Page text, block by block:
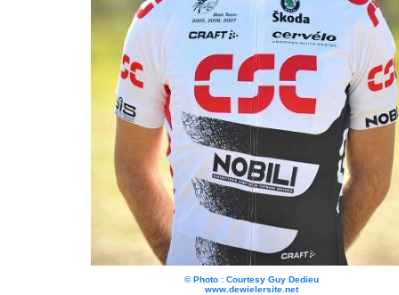
© Photo : Courtesy Guy Dedieu
www.dewielersite.net